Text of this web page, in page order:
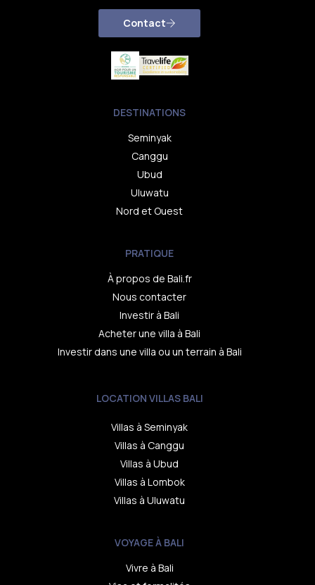
Contact
DESTINATIONS
Seminyak
Canggu
Ubud
Uluwatu
Nord et Ouest
PRATIQUE
À propos de Bali.fr
Nous contacter
Investir à Bali
Acheter une villa à Bali
Investir dans une villa ou un terrain à Bali
LOCATION VILLAS BALI
Villas à Seminyak
Villas à Canggu
Villas à Ubud
Villas à Lombok
Villas à Uluwatu
VOYAGE À BALI
Vivre à Bali